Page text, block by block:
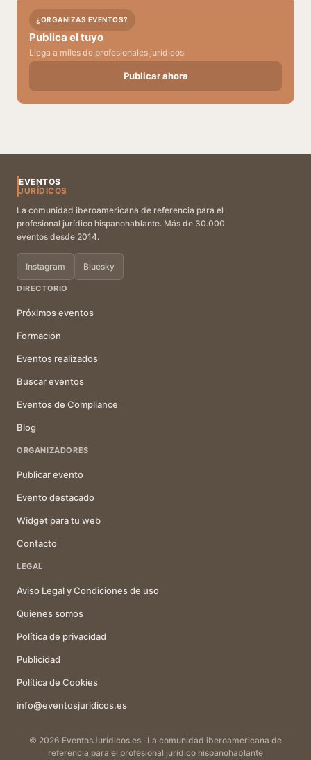
¿ORGANIZAS EVENTOS?
Publica el tuyo
Llega a miles de profesionales jurídicos
Publicar ahora
EVENTOS
JURÍDICOS
La comunidad iberoamericana de referencia para el
profesional jurídico hispanohablante. Más de 30.000
eventos desde 2014.
Instagram Bluesky
DIRECTORIO
Próximos eventos
Formación
Eventos realizados
Buscar eventos
Eventos de Compliance
Blog
ORGANIZADORES
Publicar evento
Evento destacado
Widget para tu web
Contacto
LEGAL
Aviso Legal y Condiciones de uso
Quienes somos
Política de privacidad
Publicidad
Política de Cookies
info@eventosjuridicos.es
© 2026 EventosJurídicos.es · La comunidad iberoamericana de
referencia para el profesional jurídico hispanohablante